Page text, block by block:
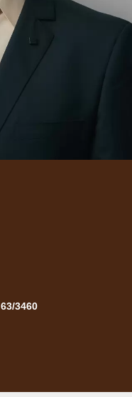
63/3460